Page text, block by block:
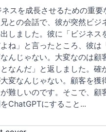
スを成長させるための重要
との会話で、彼が突然ビジ
しました。彼に「ビジネス
ね」と言ったところ、彼は
んじゃない。大変なのは顧
なんだ」と返しました。確
変なんじゃない。顧客を獲
難しいのです。そこで、顧
ChatGPTにすること ...